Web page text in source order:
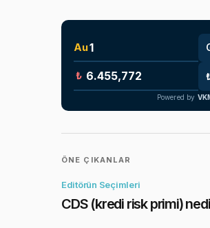
Au
₺
Powered by
ÖNE ÇIKANLAR
Editörün Seçimleri
CDS (kredi risk primi)